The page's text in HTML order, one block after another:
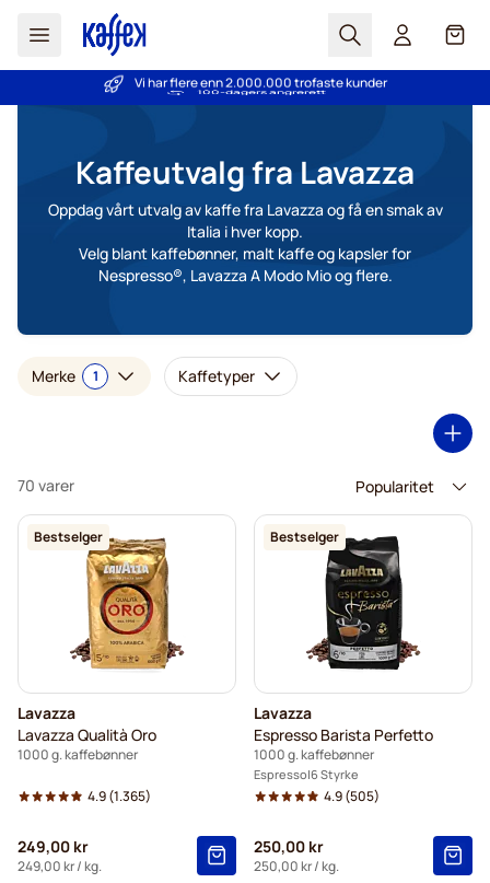
Søk Cart
PrisGaranti - Alltid gode priser
Vi har flere enn 2.000.000 trofaste kunder
Kaffeutvalg fra Lavazza
Oppdag vårt utvalg av kaffe fra Lavazza og få en smak av
Italia i hver kopp.
Velg blant kaffebønner, malt kaffe og kapsler for
Nespresso®, Lavazza A Modo Mio og flere.
Merke 1 Kaffetyper
70 varer
Bestselger
Lavazza
Lavazza Qualità Oro
1000 g. kaffebønner
4.9(1.365)
249,00 kr
249,00 kr/ kg.
Bestselger
Lavazza
Espresso Barista Perfetto
1000 g. kaffebønner
Espresso 6 Styrke
4.9(505)
250,00 kr
250,00 kr/ kg.